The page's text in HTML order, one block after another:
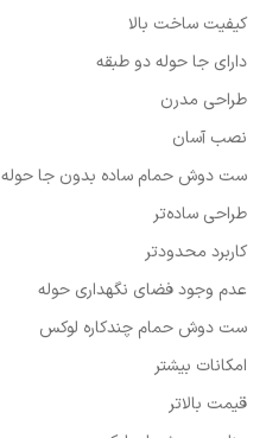
کیفیت ساخت بالا
دارای جا حوله دو طبقه
طراحی مدرن
نصب آسان
ست دوش حمام ساده بدون جا حوله
طراحی ساده‌تر
کاربرد محدودتر
عدم وجود فضای نگهداری حوله
ست دوش حمام چندکاره لوکس
امکانات بیشتر
قیمت بالاتر